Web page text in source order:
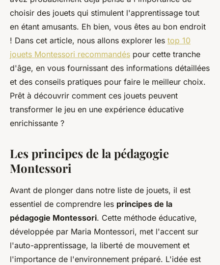
choisir des jouets qui stimulent l'apprentissage tout
en étant amusants. Eh bien, vous êtes au bon endroit
! Dans cet article, nous allons explorer les top 10
jouets Montessori recommandés pour cette tranche
d'âge, en vous fournissant des informations détaillées
et des conseils pratiques pour faire le meilleur choix.
Prêt à découvrir comment ces jouets peuvent
transformer le jeu en une expérience éducative
enrichissante ?
Les principes de la pédagogie
Montessori
Avant de plonger dans notre liste de jouets, il est
essentiel de comprendre les principes de la
pédagogie Montessori. Cette méthode éducative,
développée par Maria Montessori, met l'accent sur
l'auto-apprentissage, la liberté de mouvement et
l'importance de l'environnement préparé. L'idée est